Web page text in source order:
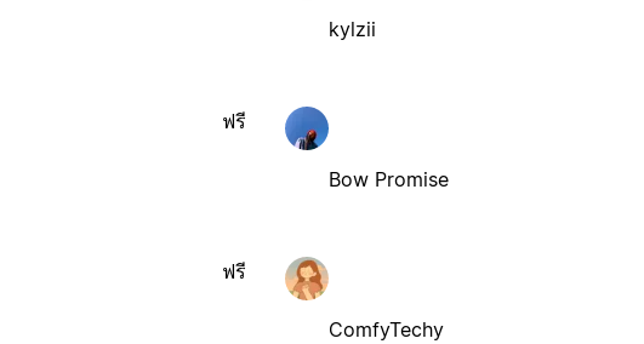
kylzii
ฟรี
Bow Promise
ฟรี
ComfyTechy